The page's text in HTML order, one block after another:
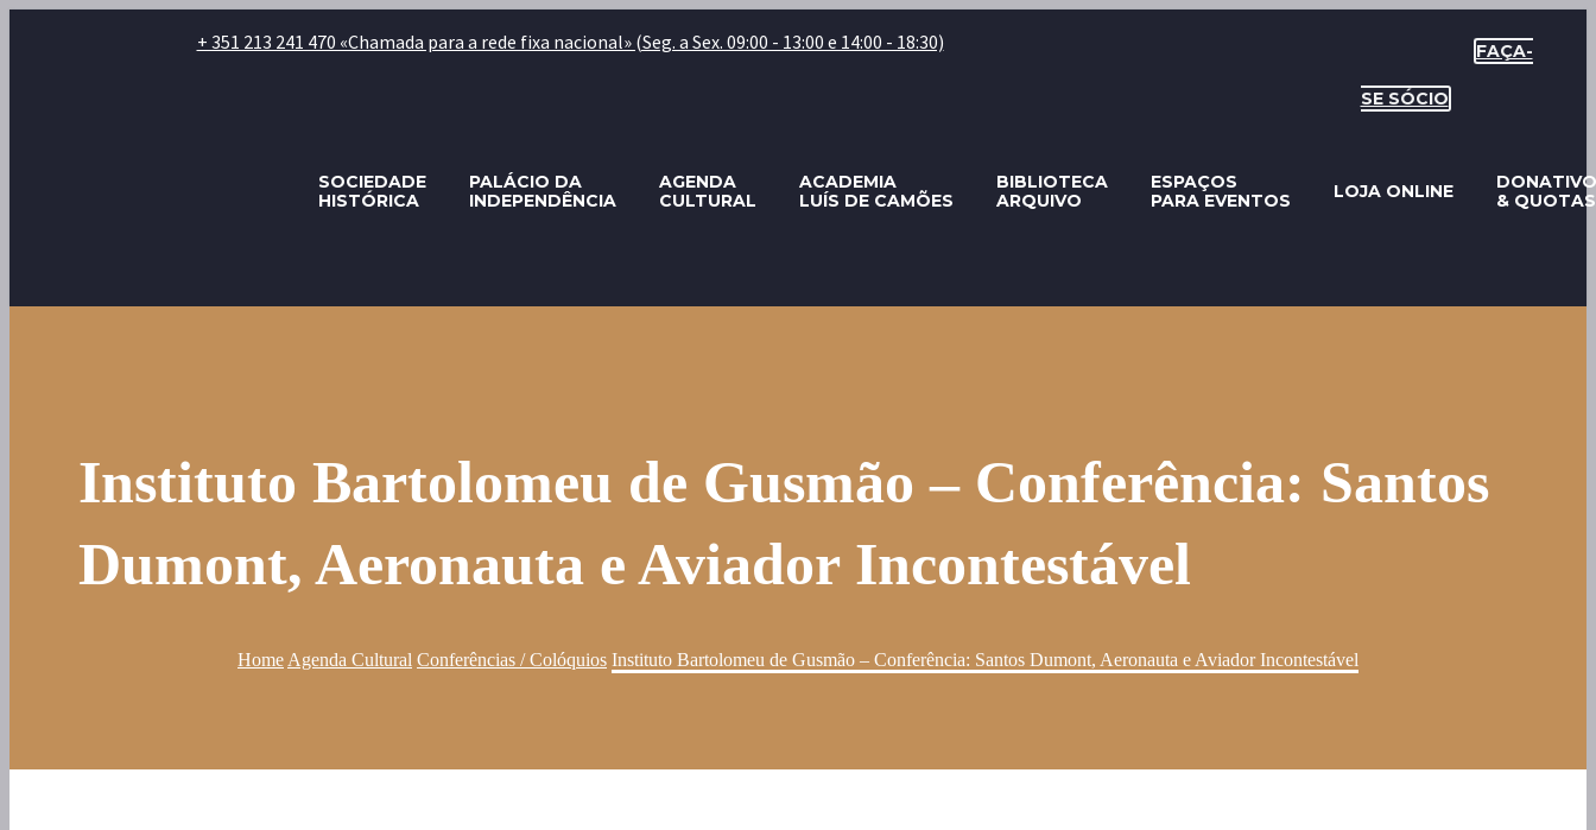
+ 351 213 241 470 «Chamada para a rede fixa nacional» (Seg. a Sex. 09:00 - 13:00 e 14:00 - 18:30) FAÇA-
SE SÓCIO
SOCIEDADE
HISTÓRICA
PALÁCIO DA
INDEPENDÊNCIA
AGENDA
CULTURAL
ACADEMIA
LUÍS DE CAMÕES
BIBLIOTECA
ARQUIVO
ESPAÇOS
PARA EVENTOS
LOJA ONLINE
& QUOTAS
Instituto Bartolomeu de Gusmão – Conferência: Santos
Dumont, Aeronauta e Aviador Incontestável
Home Agenda Cultural Conferências / Colóquios Instituto Bartolomeu de Gusmão – Conferência: Santos Dumont, Aeronauta e Aviador Incontestável